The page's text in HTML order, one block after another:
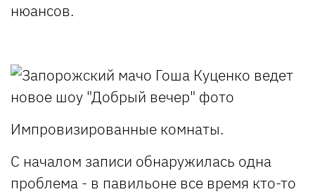
нюансов.
Импровизированные комнаты.
С началом записи обнаружилась одна
проблема - в павильоне все время кто-то